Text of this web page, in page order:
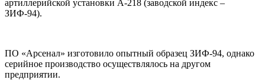
артиллерийской установки А-218 (заводской индекс –
ЗИФ-94).
ПО «Арсенал» изготовило опытный образец ЗИФ-94, однако
серийное производство осуществлялось на другом
предприятии.